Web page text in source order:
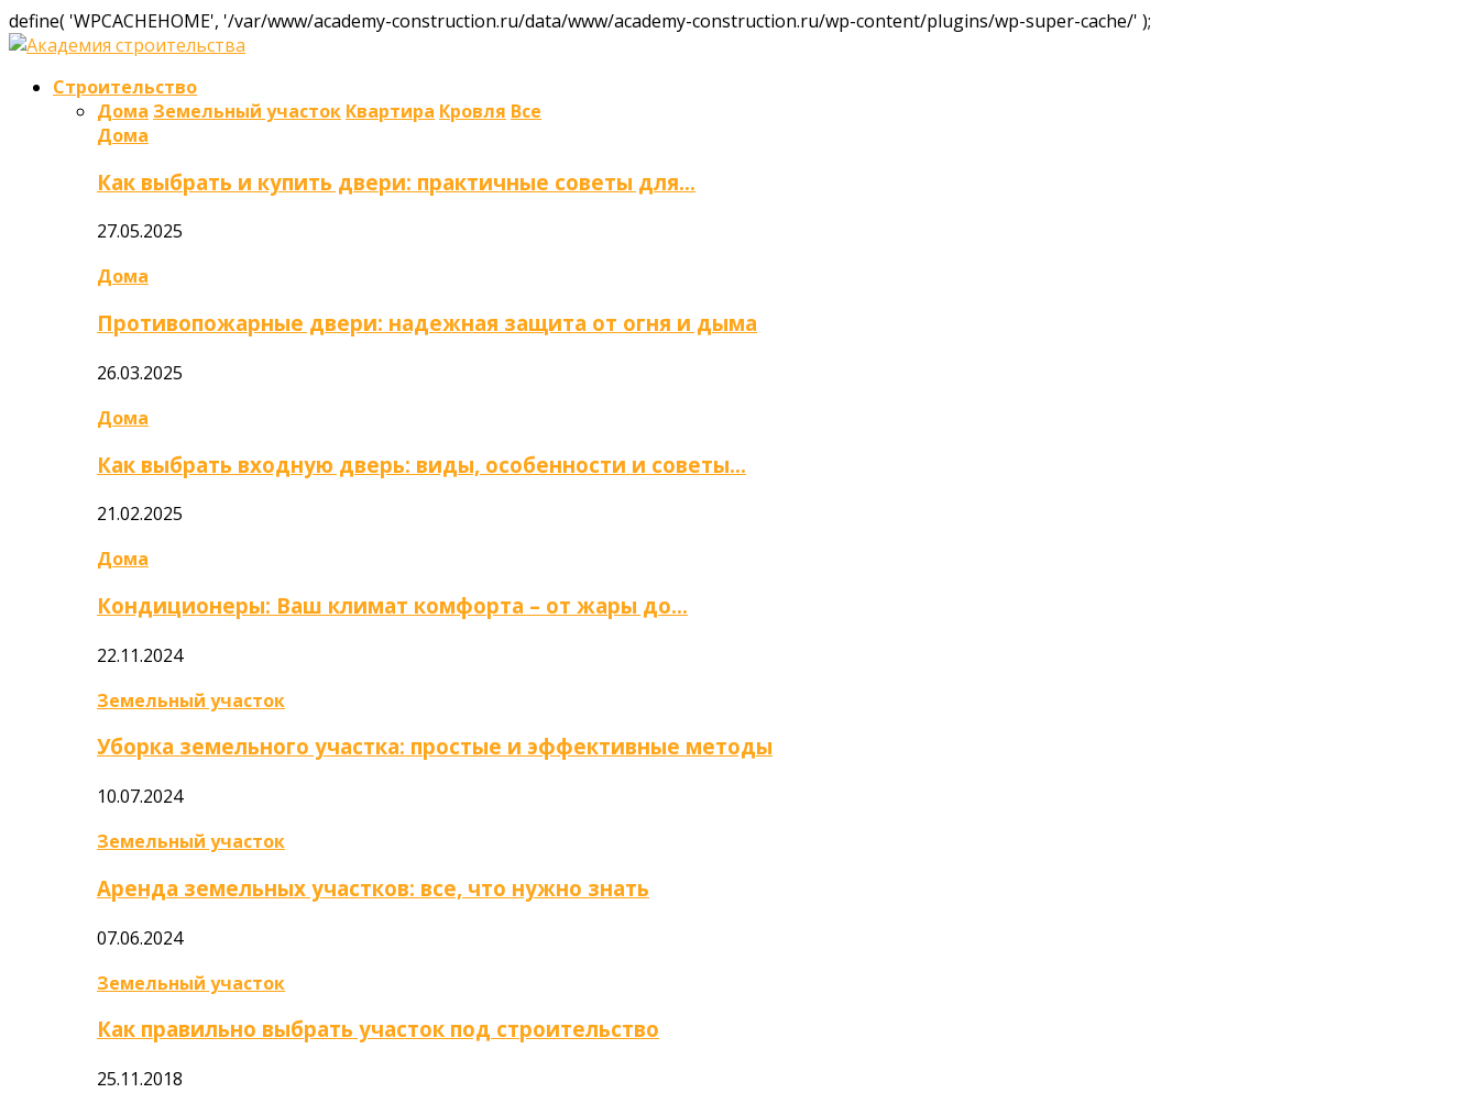
define( 'WPCACHEHOME', '/var/www/academy-construction.ru/data/www/academy-construction.ru/wp-content/plugins/wp-super-cache/' );
Строительство
Дома Земельный участок Квартира Кровля Все
Дома
Как выбрать и купить двери: практичные советы для…
27.05.2025
Дома
Противопожарные двери: надежная защита от огня и дыма
26.03.2025
Дома
Как выбрать входную дверь: виды, особенности и советы…
21.02.2025
Дома
Кондиционеры: Ваш климат комфорта – от жары до…
22.11.2024
Земельный участок
Уборка земельного участка: простые и эффективные методы
10.07.2024
Земельный участок
Аренда земельных участков: все, что нужно знать
07.06.2024
Земельный участок
Как правильно выбрать участок под строительство
25.11.2018